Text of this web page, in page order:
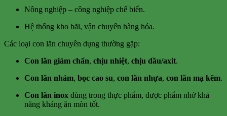
Nông nghiệp – công nghiệp chế biến.
Hệ thống kho bãi, vận chuyển hàng hóa.
Các loại con lăn chuyên dụng thường gặp:
Con lăn giảm chấn, chịu nhiệt, chịu dầu/axit.
Con lăn nhám, bọc cao su, con lăn nhựa, con lăn mạ kẽm.
Con lăn inox dùng trong thực phẩm, dược phẩm nhờ khả
năng kháng ăn mòn tốt.